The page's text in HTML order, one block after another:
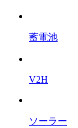
蓄電池
V2H
ソーラー